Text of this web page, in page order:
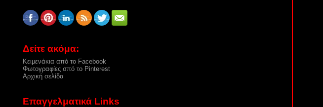
Δείτε ακόμα:
Κειμενάκια από το Facebook
Φωτογραφίες σπό το Pinterest
Αρχική σελίδα
Επαγγελματικά Links